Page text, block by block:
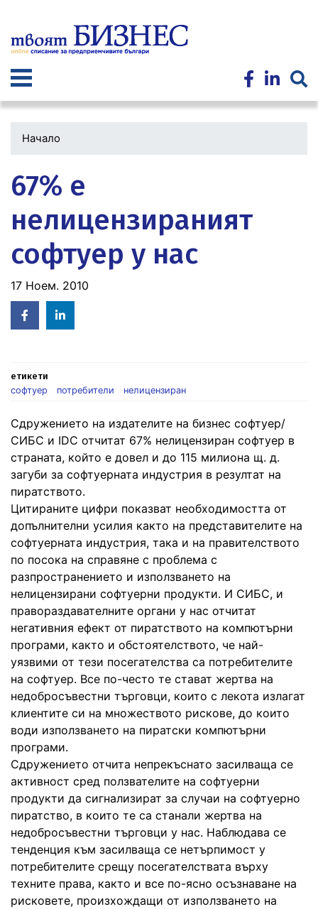
към
основното
Начало
67% е
нелицензираният
софтуер у нас
17 Ноем. 2010
Facebook
in
етикети
софтуер
потребители нелицензиран
Сдружението на издателите на бизнес софтуер/
СИБС и IDC отчитат 67% нелицензиран софтуер в
страната, който е довел и до 115 милиона щ. д.
загуби за софтуерната индустрия в резултат на
пиратството.
Цитираните цифри показват необходимостта от
допълнителни усилия както на представителите на
софтуерната индустрия, така и на правителството
по посока на справяне с проблема с
разпространението и използването на
нелицензирани софтуерни продукти. И СИБС, и
правораздавателните органи у нас отчитат
негативния ефект от пиратството на компютърни
програми, както и обстоятелството, че най-
уязвими от тези посегателства са потребителите
на софтуер. Все по-често те стават жертва на
недобросъвестни търговци, които с лекота излагат
клиентите си на множеството рискове, до които
води използването на пиратски компютърни
програми.
Сдружението отчита непрекъснато засилваща се
активност сред ползвателите на софтуерни
продукти да сигнализират за случаи на софтуерно
пиратство, в които те са станали жертва на
недобросъвестни търговци у нас. Наблюдава се
тенденция към засилваща се нетърпимост у
потребителите срещу посегателствата върху
техните права, както и все по-ясно осъзнаване на
рисковете, произхождащи от използването на